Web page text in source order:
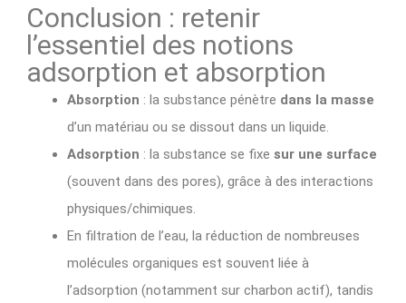
Conclusion : retenir
l’essentiel des notions
adsorption et absorption
Absorption : la substance pénètre dans la masse
d’un matériau ou se dissout dans un liquide.
Adsorption : la substance se fixe sur une surface
(souvent dans des pores), grâce à des interactions
physiques/chimiques.
En filtration de l’eau, la réduction de nombreuses
molécules organiques est souvent liée à
l’adsorption (notamment sur charbon actif), tandis